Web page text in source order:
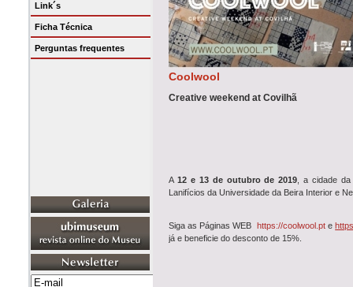
Link´s
Ficha Técnica
Perguntas frequentes
Coolwool
Creative weekend at Covilhã
A12 e 13 de outubro de 2019 , a cidade
Lanifícios da Universidade da Beira Interior e
Siga as Páginas WEB https://coolwool.pte
já e beneficie do desconto de 15%.